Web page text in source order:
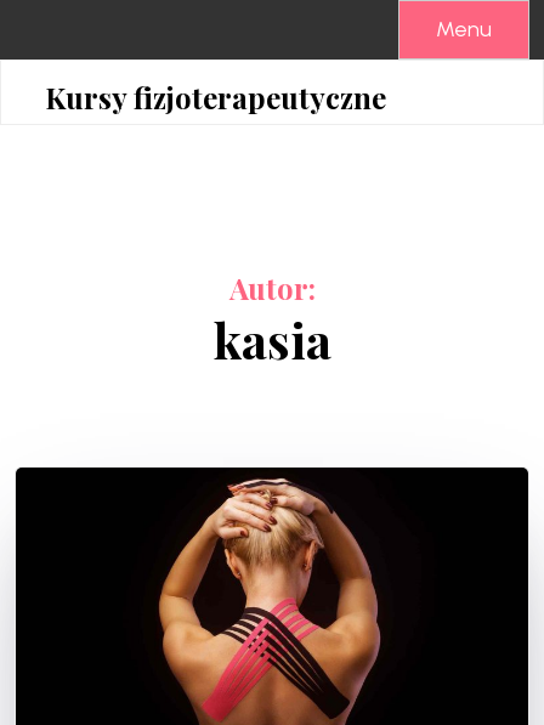
Menu
Kursy fizjoterapeutyczne
Autor:
kasia